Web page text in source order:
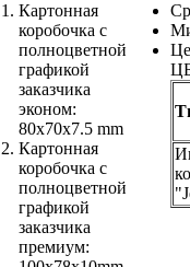
Картонная
коробочка с
полноцветной
графикой
заказчика
эконом:
80x70x7.5 mm
Картонная
коробочка с
полноцветной
графикой
заказчика
премиум: